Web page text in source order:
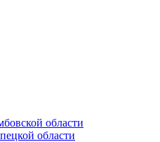
области
области